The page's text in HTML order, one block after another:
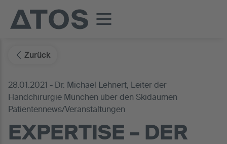
Zurück
28.01.2021 - Dr. Michael Lehnert, Leiter der
Handchirurgie München über den Skidaumen
Patientennews/Veranstaltungen
EXPERTISE – DER